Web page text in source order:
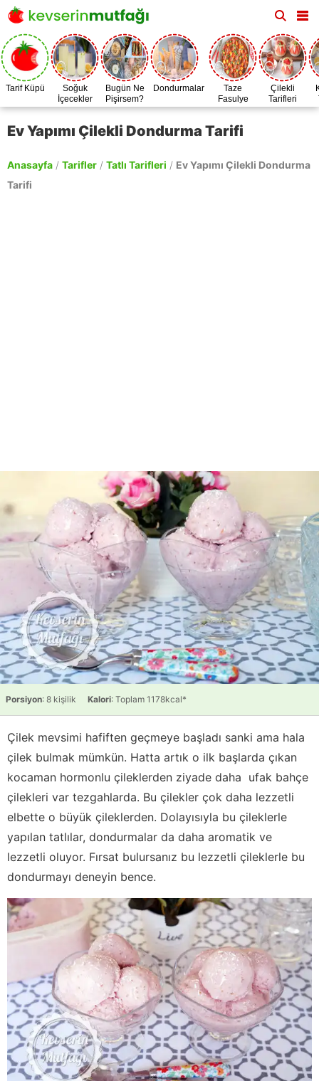
Tarif Küpü
Soğuk
İçecekler
Bugün Ne
Pişirsem?
Dondurmalar
Taze
Fasulye
Zamanı
Çilekli
Tarifleri
Ev Yapımı Çilekli Dondurma Tarifi
Anasayfa / Tarifler / Tatlı Tarifleri / Ev Yapımı Çilekli Dondurma
Tarifi
Porsiyon: 8 kişilik Kalori: Toplam 1178kcal*
Çilek mevsimi hafiften geçmeye başladı sanki ama hala
çilek bulmak mümkün. Hatta artık o ilk başlarda çıkan
kocaman hormonlu çileklerden ziyade daha ufak bahçe
çilekleri var tezgahlarda. Bu çilekler çok daha lezzetli
elbette o büyük çileklerden. Dolayısıyla bu çileklerle
yapılan tatlılar, dondurmalar da daha aromatik ve
lezzetli oluyor. Fırsat bulursanız bu lezzetli çileklerle bu
dondurmayı deneyin bence.